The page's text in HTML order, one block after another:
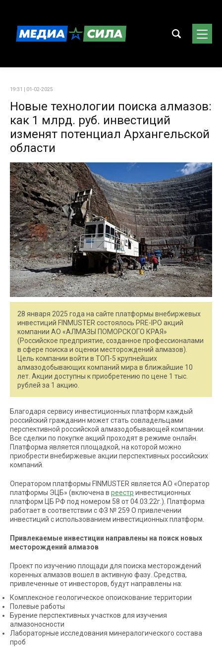
19:31 | 01-02-2025
Новые технологии поиска алмазов:
как 1 млрд. руб. инвестиций
изменят потенциал Архангельской
области
28 января 2025 года на сайте платформы внебиржевых
инвестиций FINMUSTER состоялось PRE-IPO акций
компании АО «АЛМАЗЫ ПОМОРСКОГО КРАЯ»
(Российское предприятие, созданное профессионалами
в сфере поиска и оценки месторождений алмазов).
Цель компании войти в ТОП-5 крупнейших
алмазодобывающих компаний мира в ближайшие 10
лет. Акции доступны к приобретению по цене 1 тыс.
рублей за 1 акцию.
Благодаря сервису инвестиционных платформ каждый
российский гражданин может стать совладельцами
перспективной российской алмазодобывающей компании.
Все сделки по покупке акций проходят в режиме онлайн.
Платформа является площадкой, на которой можно
приобрести внебиржевые акции перспективных российских
компаний.
Оператором платформы FINMUSTER является АО «Оператор
платформы ЭЦБ» (включена в реестр инвестиционных
платформ ЦБ РФ под номером 58 от 04.03.22г.). Платформа
работает в соответствии с ФЗ № 259 О привлечении
инвестиций с использованием инвестиционных платформ.
Привлекаемые инвестиции направлены на поиск новых
месторождений алмазов
Проект по изучению площади для поиска месторождений
коренных алмазов вошел в активную фазу. Средства,
привлеченные от инвесторов, будут направлены на:
Комплексное геологическое опоискование территории
Полевые работы
Бурение перспективных участков для изучения
алмазоносности
Лабораторные исследования минералогического состава
проб